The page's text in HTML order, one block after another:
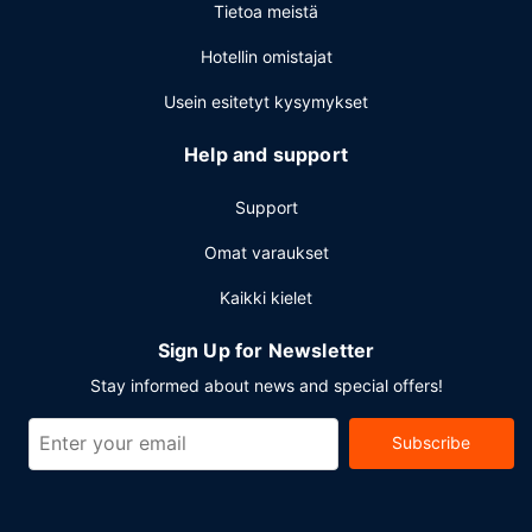
Tietoa meistä
Hotellin omistajat
Usein esitetyt kysymykset
Help and support
Support
Omat varaukset
Kaikki kielet
Sign Up for Newsletter
Stay informed about news and special offers!
Subscribe